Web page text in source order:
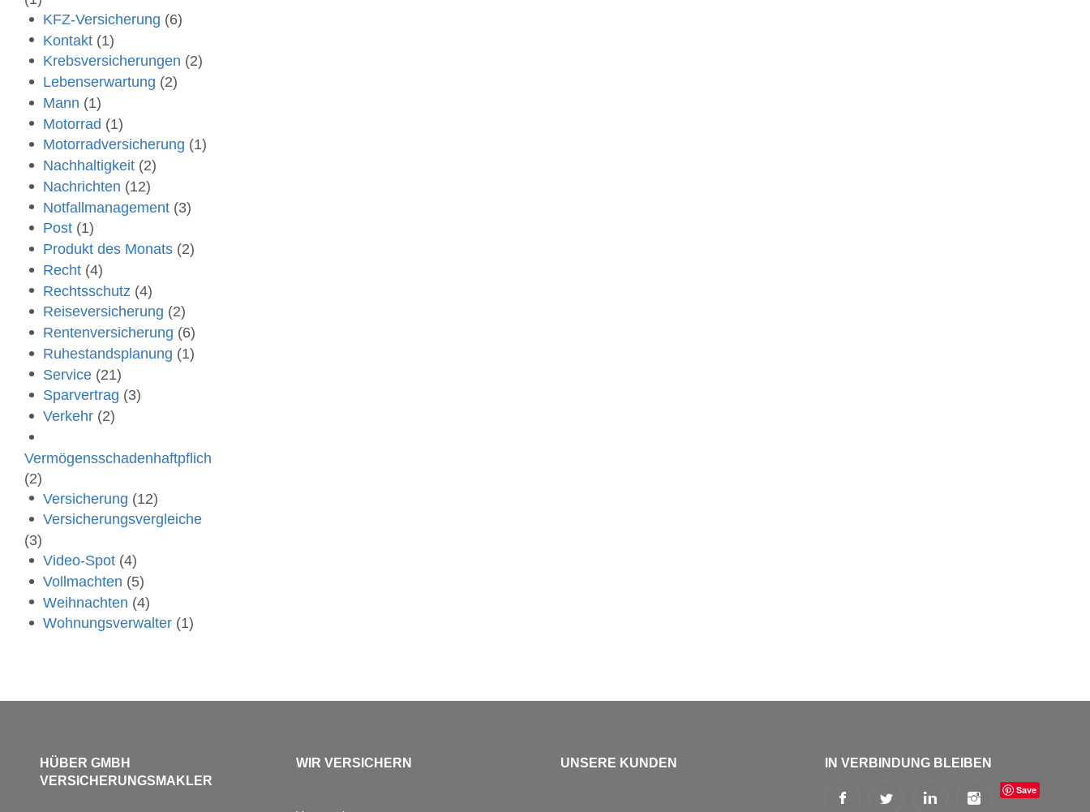
KFZ-Versicherung (6)
Kontakt (1)
Krebsversicherungen (2)
Lebenserwartung (2)
Mann (1)
Motorrad (1)
Motorradversicherung (1)
Nachhaltigkeit (2)
Nachrichten (12)
Notfallmanagement (3)
Post (1)
Produkt des Monats (2)
Recht (4)
Rechtsschutz (4)
Reiseversicherung (2)
Rentenversicherung (6)
Ruhestandsplanung (1)
Service (21)
Sparvertrag (3)
Verkehr (2)
Vermögensschadenhaftpflich
(2)
Versicherung (12)
Versicherungsvergleiche
(3)
Video-Spot (4)
Vollmachten (5)
Weihnachten (4)
Wohnungsverwalter (1)
HÜBER GMBH
VERSICHERUNGSMAKLER
WIR VERSICHERN UNSERE KUNDEN IN VERBINDUNG BLEIBEN
Save